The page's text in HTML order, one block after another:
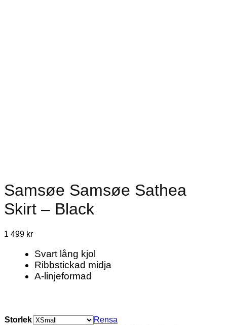
Samsøe Samsøe Sathea
Skirt – Black
1 499 kr
Svart lång kjol
Ribbstickad midja
A-linjeformad
Storlek
Rensa